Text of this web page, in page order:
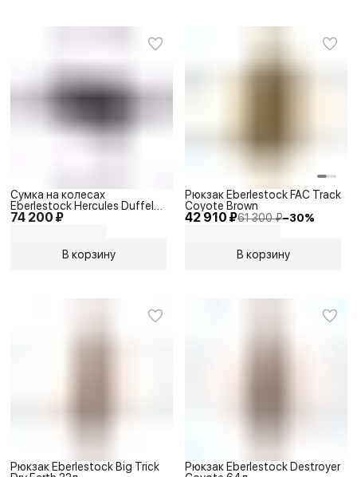
74 200 ₽
Сумка на колесах
Eberlestock Hercules Duffel
Black 190л
В корзину
42 910 ₽61 300 ₽−30%
Рюкзак Eberlestock FAC Track
Coyote Brown
В корзину
Рюкзак Eberlestock Big Trick
Рюкзак Eberlestock Destroyer